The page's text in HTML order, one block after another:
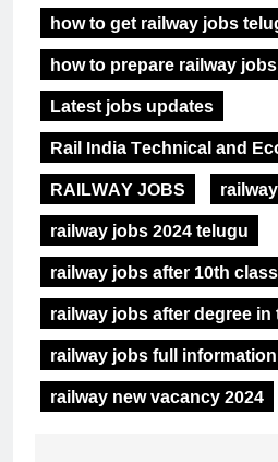
how to get railway jobs
how to prepare railway
Latest jobs updates
Rail India Technical and
RAILWAY JOBS
railway jobs 2024 telugu
railway jobs after 10th
railway jobs after degree
railway jobs full
railway new vacancy 2024